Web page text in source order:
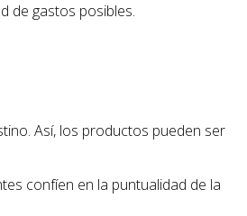
de gastos posibles.
Así, los productos pueden ser
confíen en la puntualidad de la